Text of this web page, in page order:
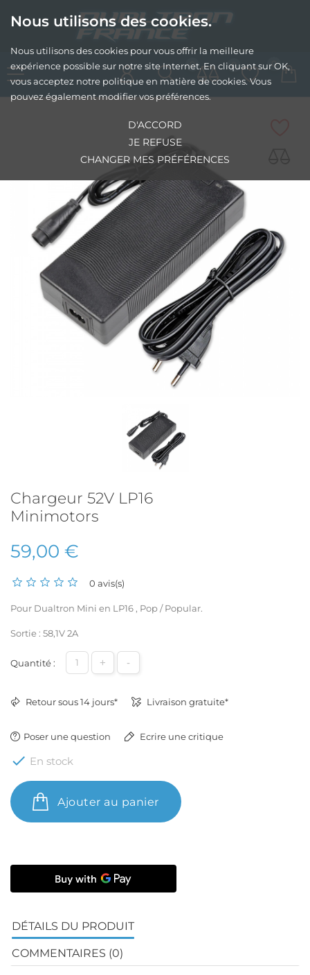
Nous utilisons des cookies.
Nous utilisons des cookies pour vous offrir la meilleure
expérience possible sur notre site Internet. En cliquant sur OK,
vous acceptez notre politique en matière de cookies. Vous
pouvez également modifier vos préférences.
D'ACCORD
JE REFUSE
CHANGER MES PRÉFÉRENCES
0 0 0
Chargeur 52V LP16
Minimotors
59,00 €
0 avis(s)
Pour Dualtron Mini en LP16 , Pop / Popular.
Sortie : 58,1V 2A
Quantité : + -
Retour sous 14 jours* Livraison gratuite*
Poser une question Ecrire une critique
 En stock
Ajouter au panier
DÉTAILS DU PRODUIT
COMMENTAIRES (0)